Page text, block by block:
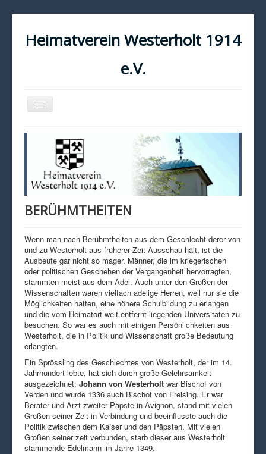
Heimatverein Westerholt 1914
e.V.
Navigation
an/aus
KONTAKT
IMPRESSUM
DATENSCHUTZ
BERÜHMTHEITEN
Wenn man nach Berühmtheiten aus dem Geschlecht derer von
und zu Westerholt aus früherer Zeit Ausschau hält, ist die
Ausbeute gar nicht so mager. Männer, die im kriegerischen
oder politischen Geschehen der Vergangenheit hervorragten,
stammten meist aus dem Adel. Auch unter den Großen der
Wissenschaften waren vielfach adelige Herren, weil nur sie die
Möglichkeiten hatten, eine höhere Schulbildung zu erlangen
und die vom Heimatort weit entfernt liegenden Universitäten zu
besuchen. So war es auch mit einigen Persönlichkeiten aus
Westerholt, die in Politik und Wissenschaft große Bedeutung
erlangten.
Ein Sprössling des Geschlechtes von Westerholt, der im 14.
Jahrhundert lebte, hat sich durch große Gelehrsamkeit
ausgezeichnet. Johann von Westerholt war Bischof von
Verden und wurde 1336 auch Bischof von Freising. Er war
Berater und Arzt zweiter Päpste in Avignon, stand mit vielen
Großen seiner Zeit in Verbindung und beeinflusste auch die
Politik zwischen dem Kaiser und den Päpsten. Mit vielen
Großen seiner zeit verbunden, starb dieser aus Westerholt
stammende Edelmann im Jahre 1349.